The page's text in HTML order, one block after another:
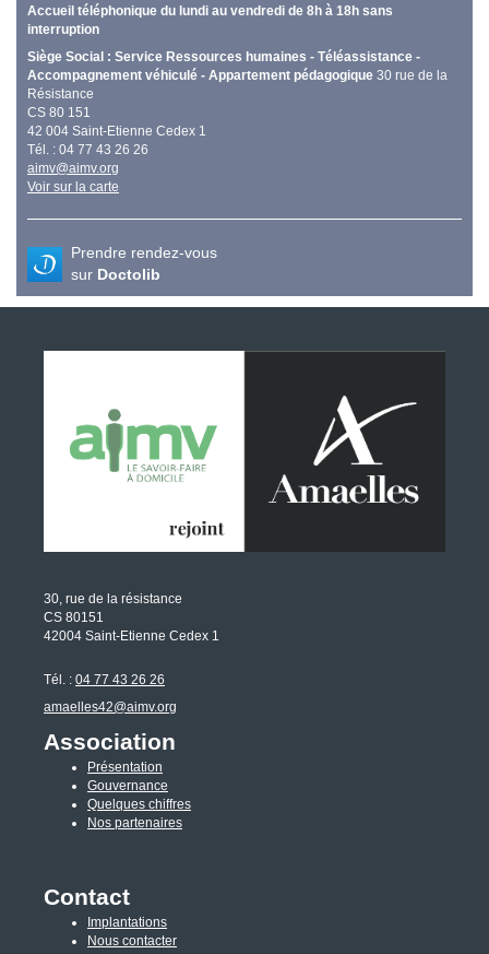
Accueil téléphonique du lundi au vendredi de 8h à 18h sans
interruption
Siège Social : Service Ressources humaines - Téléassistance -
Accompagnement véhiculé - Appartement pédagogique 30 rue de la
Résistance
CS 80 151
42 004 Saint-Etienne Cedex 1
Tél. : 04 77 43 26 26
aimv@aimv.org
Voir sur la carte
Prendre rendez-vous
sur Doctolib
30, rue de la résistance
CS 80151
42004 Saint-Etienne Cedex 1
Tél. : 04 77 43 26 26
amaelles42@aimv.org
Association
Présentation
Gouvernance
Quelques chiffres
Nos partenaires
Contact
Implantations
Nous contacter